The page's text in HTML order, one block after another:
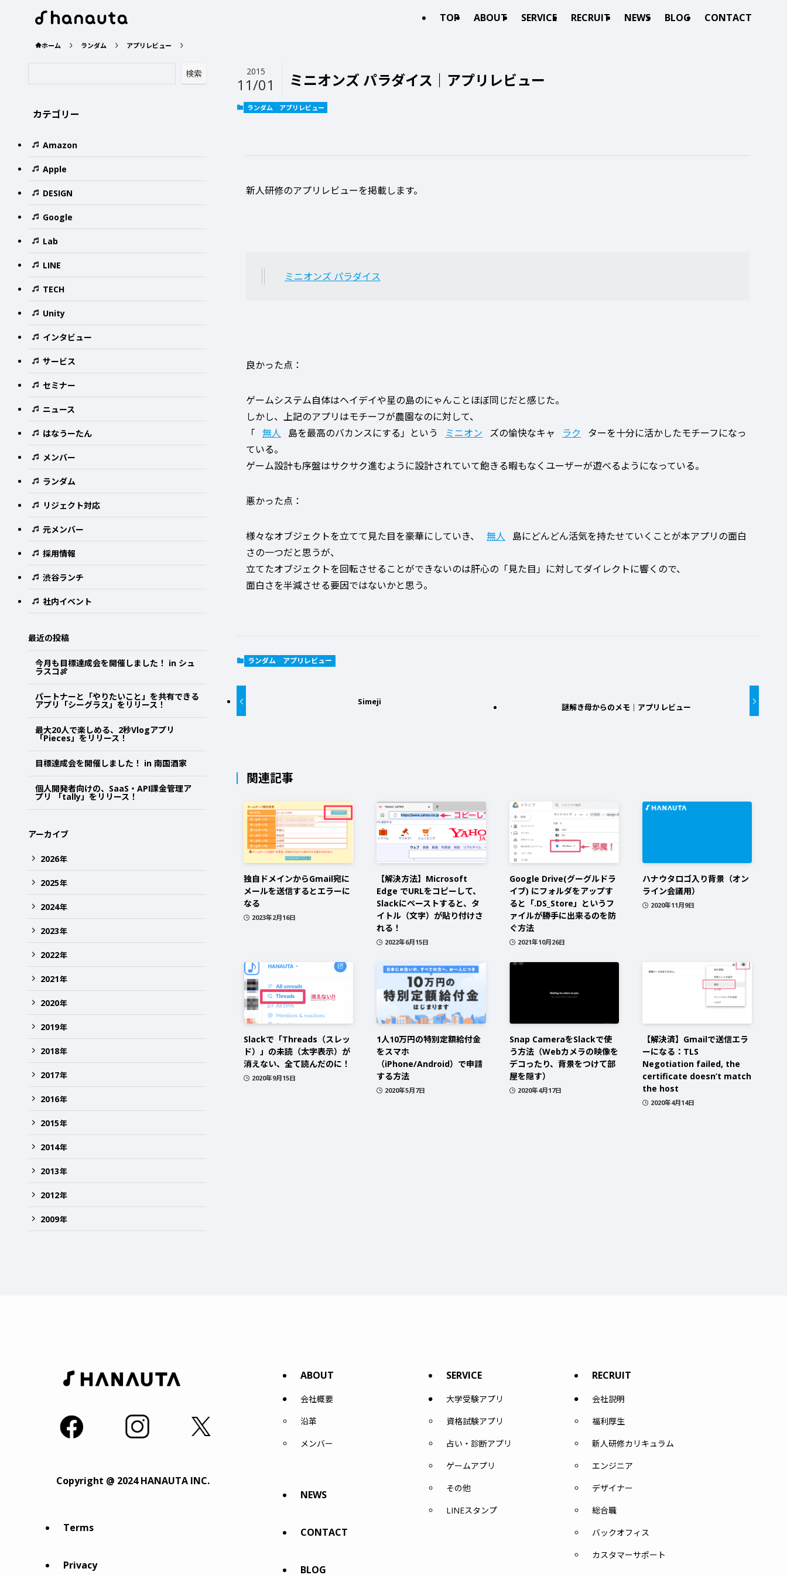
TOP ABOUT SERVICE RECRUIT NEWS BLOG CONTACT
ホーム ランダム アプリレビュー
ミニオンズ パラダイス｜アプリレビュー
2015
11/01
ランダム アプリレビュー
新人研修のアプリレビューを掲載します。
ミニオンズ パラダイス
良かった点：
ゲームシステム自体はヘイデイや星の島のにゃんことほぼ同じだと感じた。
しかし、上記のアプリはモチーフが農園なのに対して、
「 無人 島を最高のバカンスにする」という ミニオン ズの愉快なキャ ラク
ターを十分に活かしたモチーフになっ
ている。
ゲーム設計も序盤はサクサク進むように設計されていて飽きる暇もなくユーザーが遊べるようになっている。
悪かった点：
様々なオブジェクトを立てて見た目を豪華にしていき、 無人
島にどんどん活気を持たせていくことが本アプリの面白
さの一つだと思うが、
立てたオブジェクトを回転させることができないのは肝心の「見た目」に対してダイレクトに響くので、
面白さを半減させる要因ではないかと思う。
ランダム アプリレビュー
Simeji
謎解き母からのメモ｜アプリレビュー
関連記事
独自ドメインからGmail宛に
メールを送信するとエラーに
なる
2023年2月16日
【解決方法】Microsoft
Edge でURLをコピーして、
Slackにペーストすると、タ
イトル（文字）が貼り付けさ
れる！
2022年6月15日
Google Drive(グーグルドラ
イブ) にフォルダをアップす
ると「.DS_Store」というフ
ァイルが勝手に出来るのを防
ぐ方法
2021年10月26日
ハナウタロゴ入り背景（オン
ライン会議用）
2020年11月9日
Slackで「Threads（スレッ
ド）」の未読（太字表示）が
消えない、全て読んだのに！
2020年9月15日
1人10万円の特別定額給付金
をスマホ
（iPhone/Android）で申請
する方法
2020年5月7日
Snap CameraをSlackで使
う方法（Webカメラの映像を
デコったり、背景をつけて部
屋を隠す）
2020年4月17日
【解決済】Gmailで送信エラ
ーになる：TLS
Negotiation failed, the
certificate doesn’t match
the host
2020年4月14日
検索
カテゴリー
Amazon
Apple
DESIGN
Google
Lab
LINE
TECH
Unity
インタビュー
サービス
セミナー
ニュース
はなうーたん
メンバー
ランダム
リジェクト対応
元メンバー
採用情報
渋谷ランチ
社内イベント
最近の投稿
今月も目標達成会を開催しました！ in シュ
ラスコ🍖
パートナーと「やりたいこと」を共有できる
アプリ「シーグラス」をリリース！
最大20人で楽しめる、2秒Vlogアプリ
「Pieces」をリリース！
目標達成会を開催しました！ in 南国酒家
個人開発者向けの、SaaS・API課金管理ア
プリ 「tally」をリリース！
アーカイブ
2026年
2025年
2024年
2023年
2022年
2021年
2020年
2019年
2018年
2017年
2016年
2015年
2014年
2013年
2012年
2009年
Copyright @ 2024 HANAUTA INC.
Terms
Privacy
ABOUT
会社概要
沿革
メンバー
NEWS
CONTACT
BLOG
SERVICE
大学受験アプリ
資格試験アプリ
占い・診断アプリ
ゲームアプリ
その他
LINEスタンプ
RECRUIT
会社説明
福利厚生
新人研修カリキュラム
エンジニア
デザイナー
総合職
バックオフィス
カスタマーサポート